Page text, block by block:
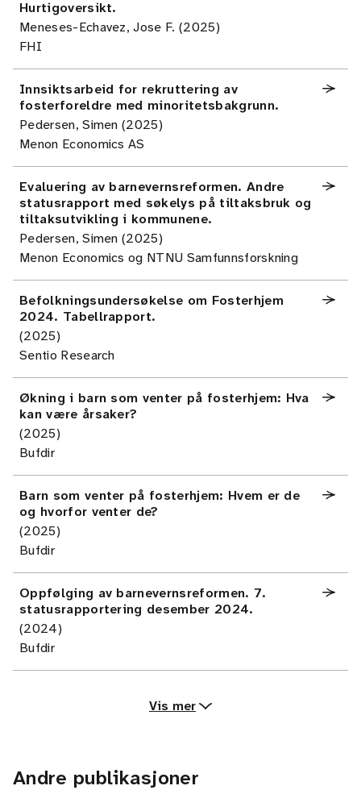
Hurtigoversikt.
Meneses-Echavez, Jose F. (2025)
FHI
Innsiktsarbeid for rekruttering av
fosterforeldre med minoritetsbakgrunn.
Pedersen, Simen (2025)
Menon Economics AS
Evaluering av barnevernsreformen. Andre
statusrapport med søkelys på tiltaksbruk og
tiltaksutvikling i kommunene.
Pedersen, Simen (2025)
Menon Economics og NTNU Samfunnsforskning
Befolkningsundersøkelse om Fosterhjem
2024. Tabellrapport.
(2025)
Sentio Research
Økning i barn som venter på fosterhjem: Hva
kan være årsaker?
(2025)
Bufdir
Barn som venter på fosterhjem: Hvem er de
og hvorfor venter de?
(2025)
Bufdir
Oppfølging av barnevernsreformen. 7.
statusrapportering desember 2024.
(2024)
Bufdir
Vis mer
Andre publikasjoner